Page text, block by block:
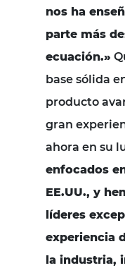
nos ha
parte más
ecuación.»
base sólida
producto
gran
ahora en su
enfocados
EE.UU., y
líderes
experiencia
la industria,